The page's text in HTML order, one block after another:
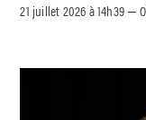
21 juillet 2026 à 14h39 –